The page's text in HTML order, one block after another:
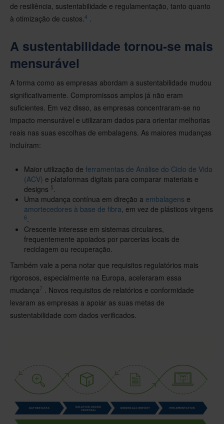
de resiliência, sustentabilidade e regulamentação, tanto quanto
à otimização de custos. 4
A sustentabilidade tornou-se mais
mensurável
A forma como as empresas abordam a sustentabilidade mudou
significativamente. Compromissos amplos já não eram
suficientes. Em vez disso, as empresas concentraram-se no
impacto mensurável e utilizaram dados para orientar melhorias
reais nas suas escolhas de embalagens. As maiores mudanças
incluíram:
Maior utilização de ferramentas de Análise do Ciclo de Vida
(ACV) e plataformas digitais para comparar materiais e
designs 5
Uma mudança contínua em direção a embalagens e
amortecedores à base de fibra , em vez de plásticos virgens
6
Crescente interesse em sistemas circulares,
frequentemente apoiados por parcerias locais de
reciclagem ou recuperação.
Também vale a pena notar que requisitos regulatórios mais
rigorosos, especialmente na Europa, aceleraram essa
mudança7
. Novos requisitos de relatórios e conformidade
levaram as empresas a apoiar as suas metas de
sustentabilidade com dados verificados.